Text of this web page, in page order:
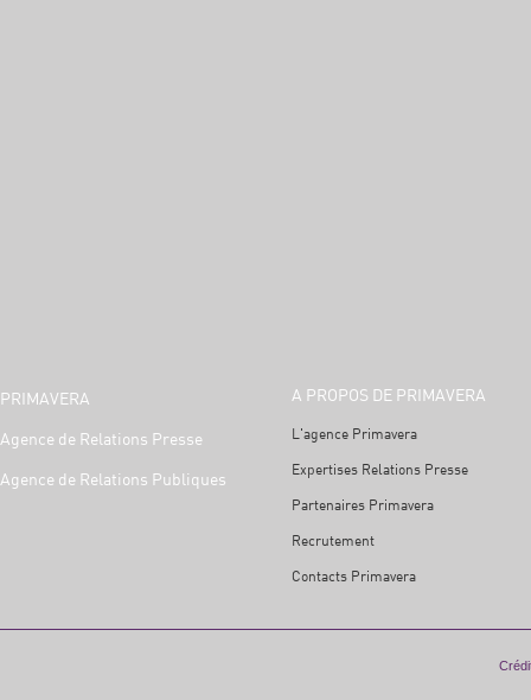
PRIMAVERA
Agence de Relations Presse
Agence de Relations Publiques
A PROPOS DE PRIMAVERA
L'agence Primavera
Expertises Relations Presse
Partenaires Primavera
Recrutement
Contacts Primavera